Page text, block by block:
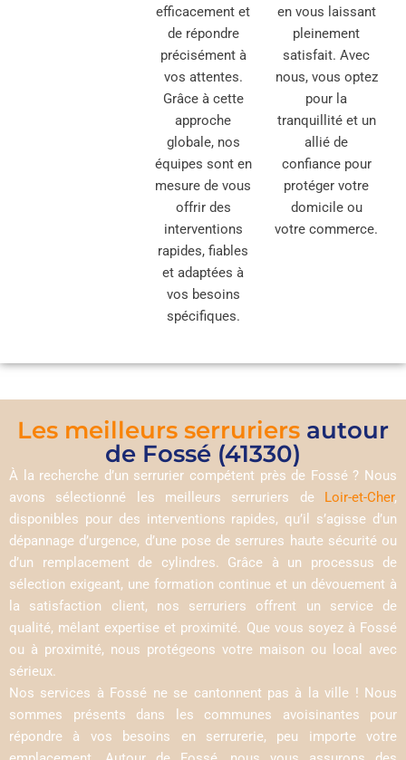
efficacement et
de répondre
précisément à
vos attentes.
Grâce à cette
approche
globale, nos
équipes sont en
mesure de vous
offrir des
interventions
rapides, fiables
et adaptées à
vos besoins
spécifiques.
en vous laissant
pleinement
satisfait. Avec
nous, vous optez
pour la
tranquillité et un
allié de
confiance pour
protéger votre
domicile ou
votre commerce.
Les meilleurs serruriers autour
de Fossé (41330)
À la recherche d’un serrurier compétent près de Fossé ? Nous
avons sélectionné les meilleurs serruriers de
Loir-et-Cher,
disponibles pour des interventions rapides, qu’il s’agisse d’un
dépannage d’urgence, d’une pose de serrures haute sécurité ou
d’un remplacement de cylindres. Grâce à un processus de
sélection exigeant, une formation continue et un dévouement à
la satisfaction client, nos serruriers offrent un service de
qualité, mêlant expertise et proximité. Que vous soyez à Fossé
ou à proximité, nous protégeons votre maison ou local avec
sérieux.
Nos services à Fossé ne se cantonnent pas à la ville ! Nous
sommes présents dans les communes avoisinantes pour
répondre à vos besoins en serrurerie, peu importe votre